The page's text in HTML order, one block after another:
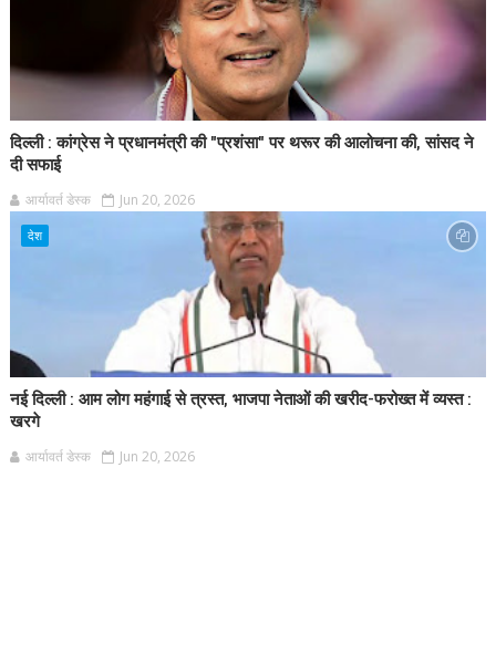
दिल्ली : कांग्रेस ने प्रधानमंत्री की "प्रशंसा" पर थरूर की आलोचना की, सांसद ने
दी सफाई
आर्यावर्त डेस्क Jun 20, 2026
देश
नई दिल्ली : आम लोग महंगाई से त्रस्त, भाजपा नेताओं की खरीद-फरोख्त में व्यस्त :
खरगे
आर्यावर्त डेस्क Jun 20, 2026